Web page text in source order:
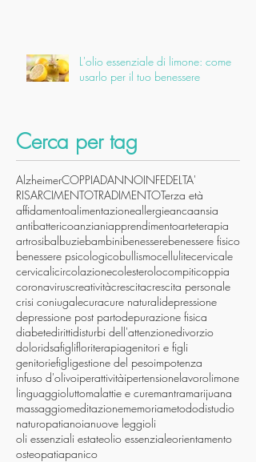
L'olio essenziale di limone: come
usarlo per il tuo benessere
Cerca per tag
AlzheimerCOPPIADANNOINFEDELTA'
RISARCIMENTOTRADIMENTOTerza età
affidamentoalimentazioneallergieancaansia
antibattericoanzianiapprendimentoarteterapia
artrosibalbuziebambinibenesserebenessere fisico
benessere psicologicobullismocellulitecervicale
cervicalicircolazionecolesterolocompiticoppia
coronaviruscreativitàcrescitacrescita personale
crisi coniugalecuracure naturalidepressione
depressione post partodepurazione fisica
diabetedirittidisturbi dell'attenzionedivorzio
doloridsafiglifloriterapiagenitori e figli
genitoriefigligestione del pesoimpotenza
infuso d'olivoiperattivitàipertensionelavorolimone
linguaggioluttomalattie e curemantramarijuana
massaggiomeditazionememoriametododistudio
naturopatianoianuove leggioli
oli essenziali estateolio essenzialeorientamento
osteopatiapanico